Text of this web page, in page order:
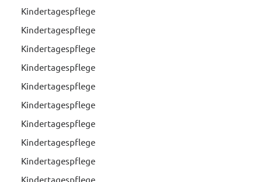
Kindertagespflege
Kindertagespflege
Kindertagespflege
Kindertagespflege
Kindertagespflege
Kindertagespflege
Kindertagespflege
Kindertagespflege
Kindertagespflege
Kindertagespflege